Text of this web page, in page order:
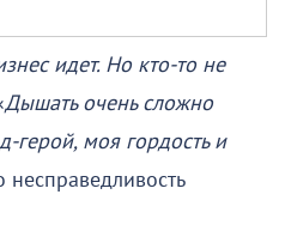
идет. Но кто-то не
Дышать очень сложно
герой, моя гордость и